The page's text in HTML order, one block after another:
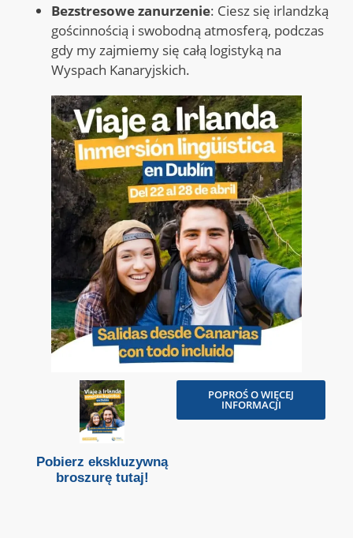
Bezstresowe zanurzenie: Ciesz się irlandzką
gościnnością i swobodną atmosferą, podczas
gdy my zajmiemy się całą logistyką na
Wyspach Kanaryjskich.
Pobierz ekskluzywną
broszurę tutaj!
POPROŚ O WIĘCEJ
INFORMACJI